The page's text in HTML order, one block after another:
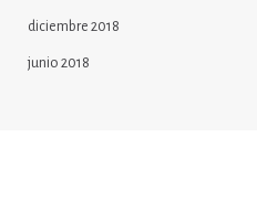
diciembre 2018
junio 2018